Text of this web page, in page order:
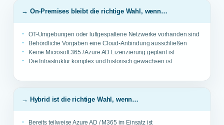
→ On-Premises bleibt die richtige Wahl, wenn…
OT-Umgebungen oder luftgespaltene Netzwerke vorhanden sind
Behördliche Vorgaben eine Cloud-Anbindung ausschließen
Keine Microsoft 365 / Azure AD Lizenzierung geplant ist
Die Infrastruktur komplex und historisch gewachsen ist
→ Hybrid ist die richtige Wahl, wenn…
Bereits teilweise Azure AD / M365 im Einsatz ist